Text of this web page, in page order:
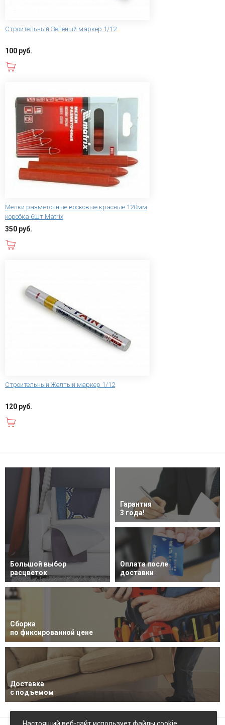
Строительный Зеленый маркер 1/12
100 руб.
Мелки разметочные восковые красные 120мм
коробка 6шт Matrix
350 руб.
Строительный Желтый маркер 1/12
120 руб.
Большой выбор
расцветок
Гарантия
3 года!
Оплата после
доставки
Сборка
по фиксированной цене
Доставка
с подъемом